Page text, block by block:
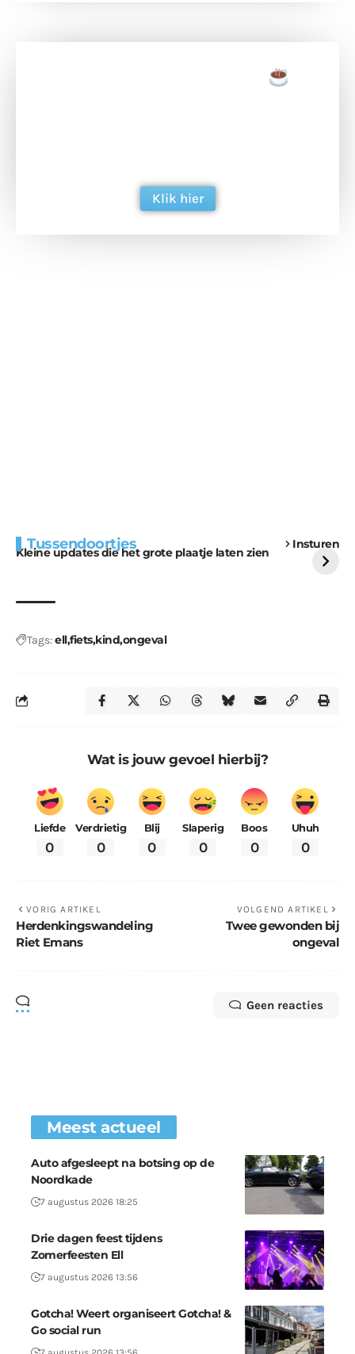
Klik hier
Tussendoortjes Insturen
Kleine updates die het grote plaatje laten zien
voor kabouters
uitdaging
Tags:ellfietskindongeval
Wat is jouw gevoel hierbij?
Liefde
0
Verdrietig
0
Blij
0
Slaperig
0
Boos
0
Uhuh
0
VORIG ARTIKEL
Herdenkingswandeling
Riet Emans
VOLGEND ARTIKEL
Twee gewonden bij
ongeval
Geen reacties
Meest actueel
Auto afgesleept na botsing op de
Noordkade
7 augustus 2026 18:25
Drie dagen feest tijdens
Zomerfeesten Ell
7 augustus 2026 13:56
Gotcha! Weert organiseert Gotcha! &
Go social run